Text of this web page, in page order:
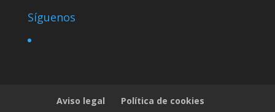
Síguenos
Aviso legal Política de cookies